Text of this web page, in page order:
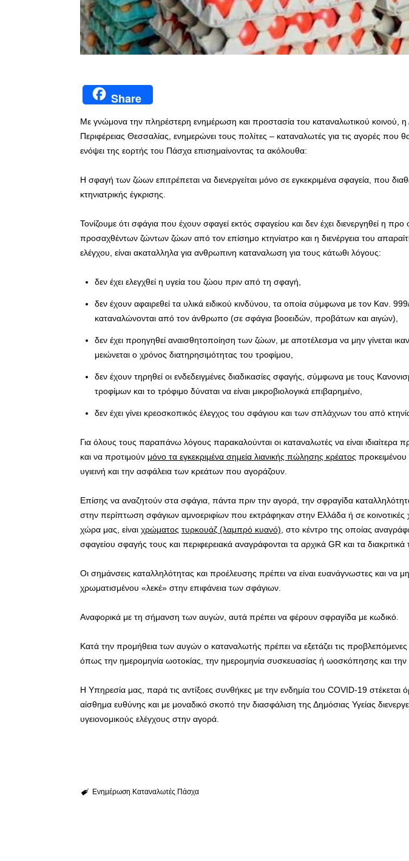
Share
Με γνώμονα την πληρέστερη ενημέρωση και προστασία του καταναλωτικού κοινού, η
Περιφέρειας Θεσσαλίας, ενημερώνει τους πολίτες – καταναλωτές για τις αγορές που
ενόψει της εορτής του Πάσχα επισημαίνοντας τα ακόλουθα:
Η σφαγή των ζώων επιτρέπεται να διενεργείται μόνο σε εγκεκριμένα σφαγεία, που
κτηνιατρικής έγκρισης.
Τονίζουμε ότι σφάγια που έχουν σφαγεί εκτός σφαγείου και δεν έχει διενεργηθεί η
προσαχθέντων ζώντων ζώων από τον επίσημο κτηνίατρο και η διενέργεια του
ελέγχου, είναι ακαταλληλα για ανθρωπινη καταναλωση για τους κάτωθι λόγους:
δεν έχει ελεγχθεί η υγεία του ζώου πριν από τη σφαγή,
δεν έχουν αφαιρεθεί τα υλικά ειδικού κινδύνου, τα οποία σύμφωνα με τον Καν.
καταναλώνονται από τον άνθρωπο (σε σφάγια βοοειδών, προβάτων και αιγών),
δεν έχει προηγηθεί αναισθητοποίηση των ζώων, με αποτέλεσμα να μην γίνεται
μειώνεται ο χρόνος διατηρησιμότητας του τροφίμου,
δεν έχουν τηρηθεί οι ενδεδειγμένες διαδικασίες σφαγής, σύμφωνα με τους
τροφίμων και το τρόφιμο δύναται να είναι μικροβιολογικά επιβαρημένο,
δεν έχει γίνει κρεοσκοπικός έλεγχος του σφάγιου και των σπλάχνων του από
Για όλους τους παραπάνω λόγους παρακαλούνται οι καταναλωτές να είναι ιδιαίτερα
και να προτιμούν μόνο τα εγκεκριμένα σημεία λιανικής πώλησης κρέατος προκειμένου
υγιεινή και την ασφάλεια των κρεάτων που αγοράζουν.
Επίσης να αναζητούν στα σφάγια, πάντα πριν την αγορά, την σφραγίδα
στην περίπτωση σφάγιων αμνοεριφίων που εκτράφηκαν στην Ελλάδα ή σε κοινοτικές
χώρα μας, είναι χρώματος τυρκουάζ (λαμπρό κυανό) , στο κέντρο της οποίας
σφαγείου σφαγής τους και περιφερειακά αναγράφονται τα αρχικά GR και τα διακριτικά
Οι σημάνσεις καταλληλότητας και προέλευσης πρέπει να είναι ευανάγνωστες και να
χρωματισμένου «λεκέ» στην επιφάνεια των σφάγιων.
Αναφορικά με τη σήμανση των αυγών, αυτά πρέπει να φέρουν σφραγίδα με κωδικό.
Κατά την προμήθεια των αυγών ο καταναλωτής πρέπει να εξετάζει τις προβλεπόμενες
όπως την ημερομηνία ωοτοκίας, την ημερομηνία συσκευασίας ή ωοσκόπησης και την
Η Υπηρεσία μας, παρά τις αντίξοες συνθήκες με την ενδημία του COVID-19 στέκεται
αίσθημα ευθύνης και με μοναδικό σκοπό την διασφάλιση της Δημόσιας Υγείας
υγειονομικούς ελέγχους στην αγορά.
Ενημέρωση Καταναλωτές Πάσχα